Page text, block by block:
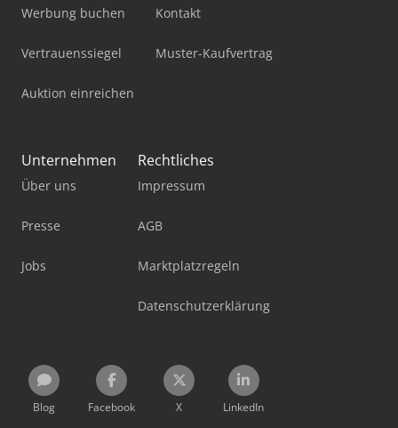
Werbung buchen
Vertrauenssiegel
Auktion einreichen
Kontakt
Muster-Kaufvertrag
Unternehmen
Über uns
Presse
Jobs
Rechtliches
Impressum
AGB
Marktplatzregeln
Datenschutzerklärung
Blog Facebook X LinkedIn